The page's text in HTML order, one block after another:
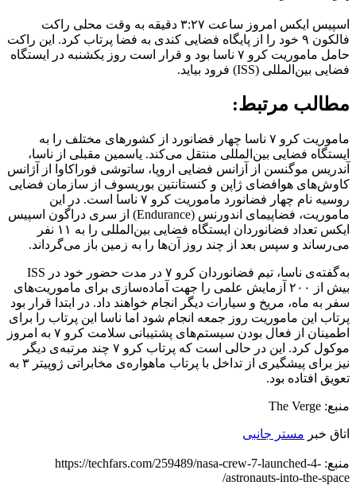
اسپیس ایکس امروز ساعت ۳:۲۷ دقیقه به وقت محلی راکت
فالکون ۹ خود را از پایگاه فضایی کندی به فضا پرتاب کرد. این راکت
حامل ماموریت کرو ۷ ناسا بود و قرار است روز یکشنبه در ایستگاه
فضایی بین‌المللی (ISS) فرود بیاید.
مطالب مرتبط:
ماموریت کرو ۷ ناسا چهار فضانورد از کشورهای مختلف را به
ایستگاه فضایی بین‌المللی منتقل می‌کند. یاسمین مقبلی از ناسا،
آندریس موگنسن از آزانس فضایی اروپا، ساتوشی فوراکاوا از آژانس
کاوش‌های هوافضای ژاپن و کنستانتین بوریسوف از سازمان فضایی
روسیه نام چهار فضانورد ماموریت کرو ۷ ناسا است. در این
ماموریت، فضاپیمای اندورنس (Endurance) از سری دراگون اسپیس
ایکس تعداد فضانوردان ایستگاه فضایی بین‌المللی را به ۱۱ نفر
می‌رساند و سپس بعد از چند روز آن‌ها را به زمین باز می‌گرداند.
به‌گفته‌ی ناسا، تیم فضانوردان کرو ۷ در مدت حضور خود در ISS
بیش از ۲۰۰ آزمایش علمی را جهت آماده‌سازی برای ماموریت‌های
سفر به ماه، مریخ و سیارات دیگر انجام خواهند داد. در ابتدا قرار بود
پرتاب این ماموریت روز جمعه انجام شود اما ناسا این پرتاب را برای
اطمینان از فعال بودن سیستم‌های پشتیبانی سلامت کرو ۷ به امروز
موکول کرد. این در حالی است که پرتاب کرو ۷ چند مرتبه‌ی دیگر
نیز برای پیشگیری از تداخل با پرتاب ماهواره‌ی مخابراتی ژوپیتر ۳ به
تعویق افتاده بود.
منبع: The Verge
اتاق خبر مستر جانبی
منبع: https://techfars.com/259489/nasa-crew-7-launched-4-
astronauts-into-the-space/